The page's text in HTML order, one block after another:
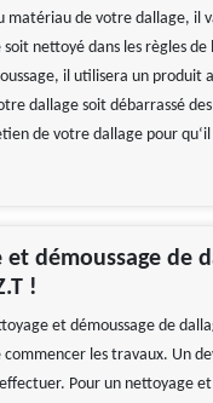
matériau de votre dallage, il
nettoyé dans les règles de
il utilisera un produit
dallage soit débarrassé
de votre dallage pour
démoussage de
!
et démoussage de
les travaux. Un
Pour un nettoyage